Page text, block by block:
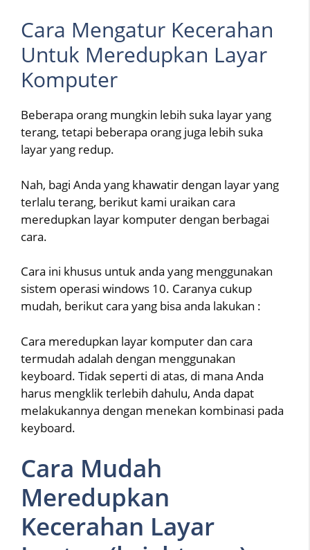
Cara Mengatur Kecerahan
Untuk Meredupkan Layar
Komputer
Beberapa orang mungkin lebih suka layar yang
terang, tetapi beberapa orang juga lebih suka
layar yang redup.
Nah, bagi Anda yang khawatir dengan layar yang
terlalu terang, berikut kami uraikan cara
meredupkan layar komputer dengan berbagai
cara.
Cara ini khusus untuk anda yang menggunakan
sistem operasi windows 10. Caranya cukup
mudah, berikut cara yang bisa anda lakukan :
Cara meredupkan layar komputer dan cara
termudah adalah dengan menggunakan
keyboard. Tidak seperti di atas, di mana Anda
harus mengklik terlebih dahulu, Anda dapat
melakukannya dengan menekan kombinasi pada
keyboard.
Cara Mudah
Meredupkan
Kecerahan Layar